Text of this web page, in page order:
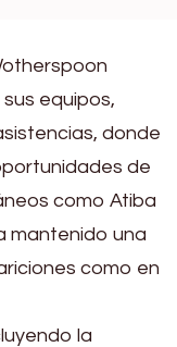
equipos,
donde
de
como Atiba
mantenido una
como en
la